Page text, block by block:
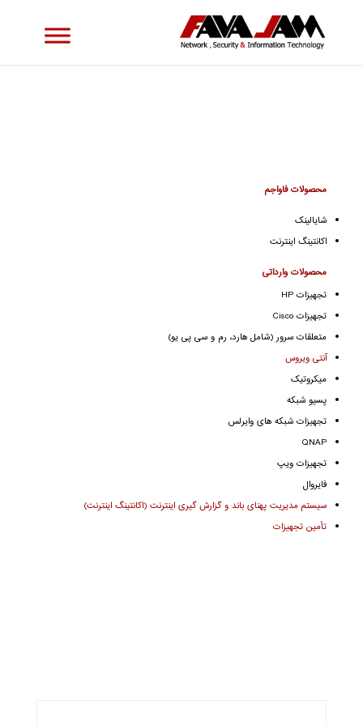
محصولات فاواجم
شایالینک
اکانتینگ اینترنت
محصولات وارداتی
تجهیزات HP
تجهیزات Cisco
متعلقات سرور (شامل هارد، رم و سی پی یو)
آنتی ویروس
میکروتیک
پسیو شبکه
تجهیزات شبکه های وایرلس
QNAP
تجهیزات ویپ
فایروال
سیستم مدیریت پهنای باند و گزارش گیری اینترنت (اکانتینگ اینترنت)
تأمین تجهیزات